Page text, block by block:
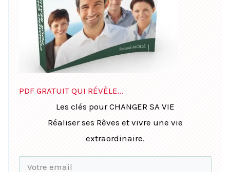
PDF GRATUIT QUI RÉVÈLE...
Les clés pour CHANGER SA VIE
Réaliser ses Rêves et vivre une vie
extraordinaire.